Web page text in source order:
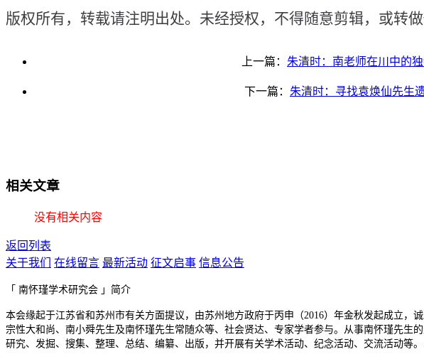
版权所有，转载请注明出处。未经授权，不得随意剪辑，或转做
上一篇： 朱清时：南老师在川中的
下一篇： 朱清时：寻找袁焕仙先生
相关文章
没有相关内容
返回列表
关于我们
在线留言 最新活动 征文启事 信息公告
「 南怀瑾学术研究会 」简介
本会缘起于江苏省和苏州市有关方面提议，由苏州地方政府于丙申（2016）年金秋发起成立，
宗性大和尚、南小舜先生及南怀瑾先生常随众等、社会贤达、专家学者参与。从事南怀瑾先生
研究、发掘、搜集、整理、总结、编纂、出版，并开展有关学术活动、纪念活动、交流活动等。